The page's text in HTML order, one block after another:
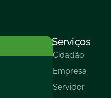
Serviços
Cidadão
Empresa
Servidor